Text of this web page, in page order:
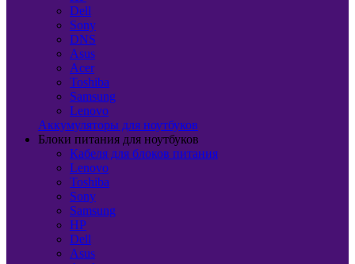
Dell
Sony
DNS
Asus
Acer
Toshiba
Samsung
Lenovo
Аккумуляторы для ноутбуков
Блоки питания для ноутбуков
Кабеля для блоков питания
Lenovo
Toshiba
Sony
Samsung
HP
Dell
Asus